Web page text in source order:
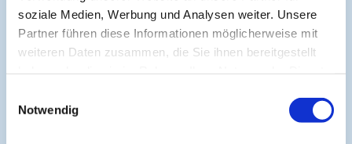
soziale Medien, Werbung und Analysen weiter. Unsere
Partner führen diese Informationen möglicherweise mit
weiteren Daten zusammen, die Sie ihnen bereitgestellt
Notwendig
Cogitando-GmbH
c/o CME-Verlag Medcram
Im Birnengarten 7
91077 Neunkirchen am Brand
+49 (0)9134 2290930